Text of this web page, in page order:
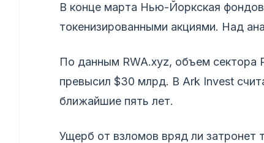
В конце марта Нью-Йоркская
токенизированными акциями. Над
По данным RWA.xyz, объем сектора
превысил $30 млрд. В Ark Invest
ближайшие пять лет.
Ущерб от взломов вряд ли затронет